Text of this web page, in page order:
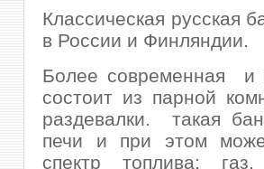
Классическая русская
в России и Финляндии.
Более современная и
состоит из парной
раздевалки. такая
печи и при этом
спектр топлива: